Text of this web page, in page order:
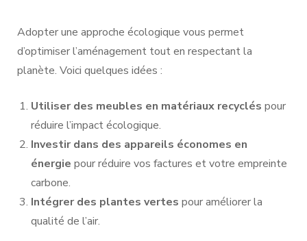
Adopter une approche écologique vous permet
d’optimiser l’aménagement tout en respectant la
planète. Voici quelques idées :
Utiliser des meubles en matériaux recyclés pour
réduire l’impact écologique.
Investir dans des appareils économes en
énergie pour réduire vos factures et votre empreinte
carbone.
Intégrer des plantes vertes pour améliorer la
qualité de l’air.